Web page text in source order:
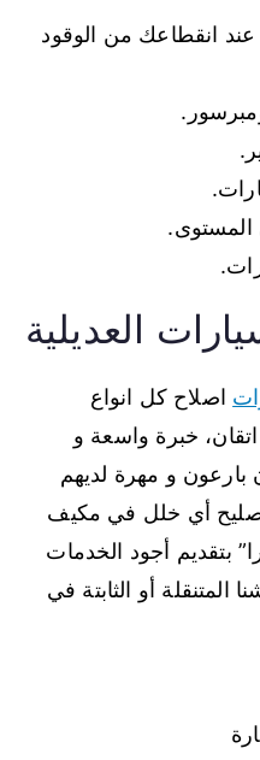
عند انقطاعك من الوقود
العديلية
اصلاح كل انواع
خبرة واسعة و
بارعون و مهرة لديهم
تصليح أي خلل في مكيف
بتقديم أجود الخدمات
أو الثابتة في